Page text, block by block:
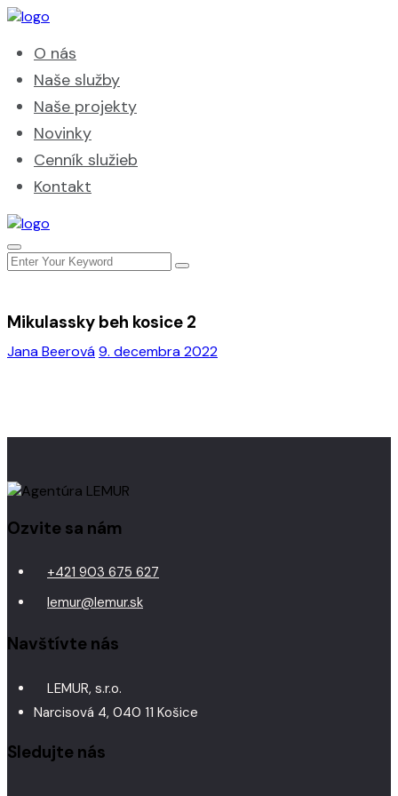
O nás
Naše služby
Naše projekty
Novinky
Cenník služieb
Kontakt
Jana Beerová9. decembra 2022
Mikulassky beh kosice 2
Ozvite sa nám
+421 903 675 627
lemur@lemur.sk
Navštívte nás
LEMUR, s.r.o.
Narcisová 4, 040 11 Košice
Sledujte nás